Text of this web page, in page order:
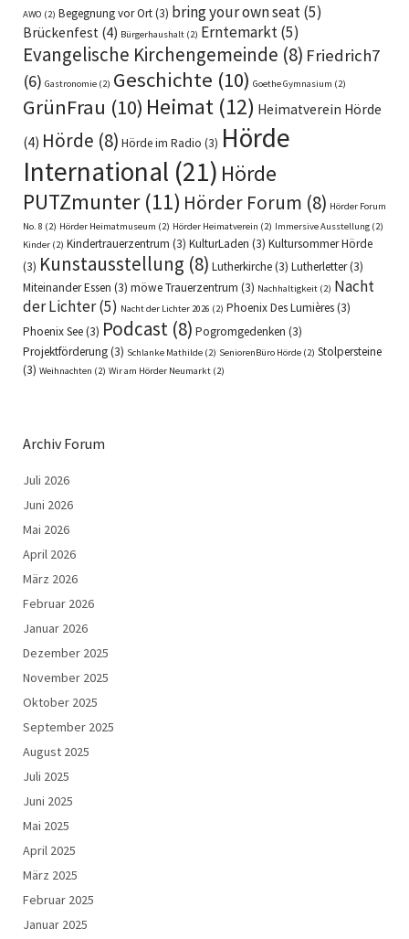
AWO (2) Begegnung vor Ort(3) bring your own seat(5)
Brückenfest (4) Bürgerhaushalt (2) Erntemarkt(5)
Evangelische Kirchengemeinde (8) Friedrich7
(6) Gastronomie (2) Geschichte (10) Goethe Gymnasium (2)
GrünFrau (10) Heimat (12) Heimatverein Hörde
(4) Hörde (8) Hörde im Radio (3) Hörde
International (21) Hörde
PUTZmunter(11) Hörder Forum (8) Hörder Forum
No. 8 (2) Hörder Heimatmuseum (2) Hörder Heimatverein (2) Immersive Ausstellung (2)
Kinder (2) Kindertrauerzentrum (3) KulturLaden (3) Kultursommer Hörde
(3) Kunstausstellung (8) Lutherkirche(3) Lutherletter(3)
Miteinander Essen (3) möwe Trauerzentrum (3) Nachhaltigkeit (2) Nacht
der Lichter(5) Nacht der Lichter 2026 (2) Phoenix Des Lumières(3)
Phoenix See(3) Podcast (8) Pogromgedenken (3)
Projektförderung(3) Schlanke Mathilde (2) SeniorenBüro Hörde (2) Stolpersteine
(3) Weihnachten (2) Wir am Hörder Neumarkt (2)
Archiv Forum
Juli 2026
Juni 2026
Mai 2026
April 2026
März 2026
Februar 2026
Januar 2026
Dezember 2025
November 2025
Oktober 2025
September 2025
August 2025
Juli 2025
Juni 2025
Mai 2025
April 2025
März 2025
Februar 2025
Januar 2025